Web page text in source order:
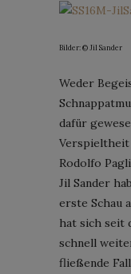
Bilder: © Jil Sander
Weder
dafür
Rodolfo
Jil Sander
erste Schau
hat sich seit
schnell
fließende